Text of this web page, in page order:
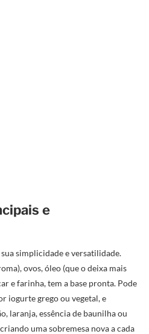
e
simplicidade e versatilidade.
ovos, óleo (que o deixa mais
e farinha, tem a base pronta. Pode
iogurte grego ou vegetal, e
laranja, essência de baunilha ou
uma sobremesa nova a cada